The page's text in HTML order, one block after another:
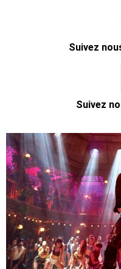
Suivez
Suivez